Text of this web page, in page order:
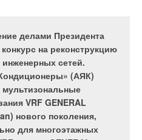
делами Президента
на реконструкцию
сетей.
(АЯК)
VRF GENERAL
нового поколения,
для многоэтажных
в помещении.
тратится на
температуры
нагревание или
в помещении он совсем
т.к. постоянно
снижение расходов
воздуха —
и экономикой.
технологий
систем учета
ее потребления, это в
системам отопления
энергии,
и горячего